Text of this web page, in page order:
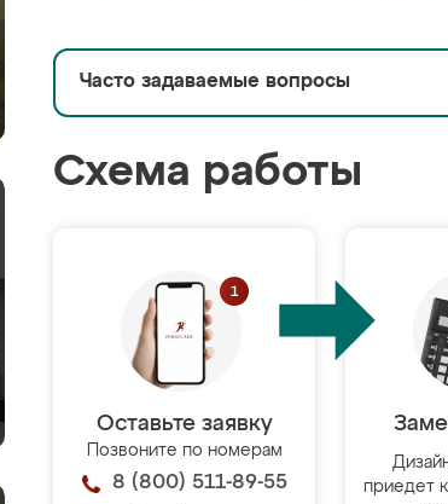
Часто задаваемые вопросы
Схема работы
Оставьте заявку
Позвоните по номерам
8 (800) 511-89-55
приедет